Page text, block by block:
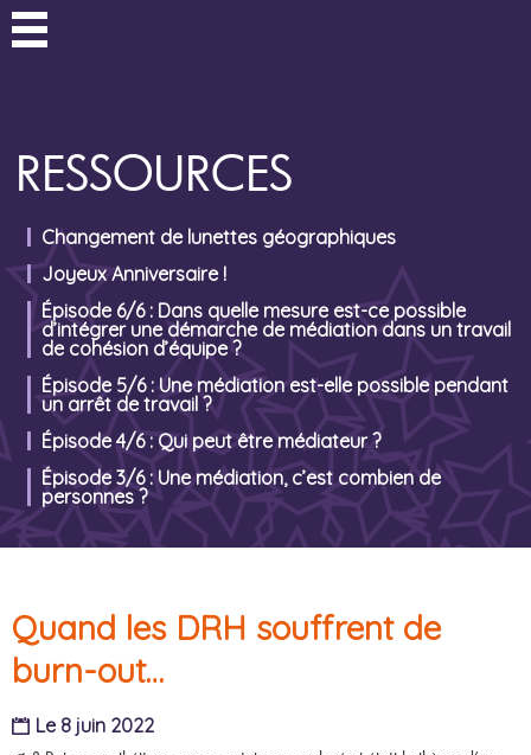
RESSOURCES
Changement de lunettes géographiques
Joyeux Anniversaire !
Épisode 6/6 : Dans quelle mesure est-ce possible
d’intégrer une démarche de médiation dans un travail
de cohésion d’équipe ?
Épisode 5/6 : Une médiation est-elle possible pendant
un arrêt de travail ?
Épisode 4/6 : Qui peut être médiateur ?
Épisode 3/6 : Une médiation, c’est combien de
personnes ?
Quand les DRH souffrent de
burn-out…
Le 8 juin 2022